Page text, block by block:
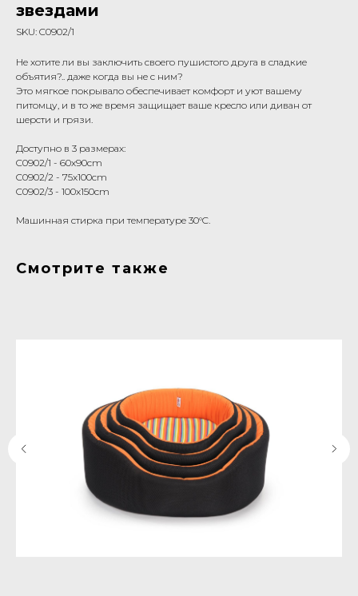
звездами
SKU: C0902/1
Не хотите ли вы заключить своего пушистого друга в сладкие
объятия?.. даже когда вы не с ним?
Это мягкое покрывало обеспечивает комфорт и уют вашему
питомцу, и в то же время защищает ваше кресло или диван от
шерсти и грязи.
Доступно в 3 размерах:
C0902/1 - 60x90cm
C0902/2 - 75x100cm
C0902/3 - 100x150cm
Машинная стирка при температуре 30°C.
Смотрите также